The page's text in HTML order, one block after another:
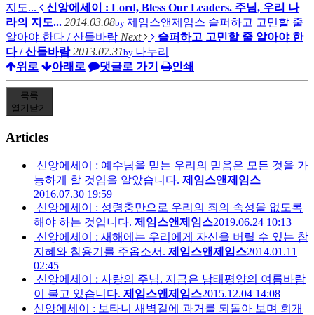
지도...
신앙에세이 : Lord, Bless Our Leaders. 주님, 우리 나
라의 지도... 2014.03.08by 제임스앤제임스 슬퍼하고 고민할 줄
알아야 한다 / 산들바람 Next
슬퍼하고 고민할 줄 알아야 한
다 / 산들바람 2013.07.31by 나누리
위로
아래로 댓글로 가기 인쇄
목록
열기 닫기
Articles
신앙에세이 : 예수님을 믿는 우리의 믿음은 모든 것을 가
능하게 할 것임을 알았습니다. 제임스앤제임스
2016.07.30 19:59
신앙에세이 : 성령충만으로 우리의 죄의 속성을 없도록
해야 하는 것입니다. 제임스앤제임스2019.06.24 10:13
신앙에세이 : 새해에는 우리에게 자신을 버릴 수 있는 참
지혜와 참용기를 주옵소서. 제임스앤제임스2014.01.11
02:45
신앙에세이 : 사랑의 주님. 지금은 남태평양의 여름바람
이 불고 있습니다. 제임스앤제임스2015.12.04 14:08
신앙에세이 : 보타니 새벽길에 과거를 되돌아 보며 회개